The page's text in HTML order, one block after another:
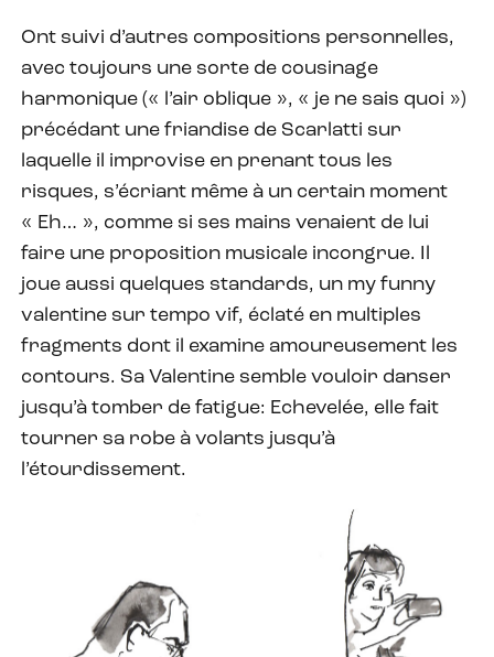
Ont suivi d’autres compositions personnelles,
avec toujours une sorte de cousinage
harmonique (« l’air oblique », « je ne sais quoi »)
précédant une friandise de Scarlatti sur
laquelle il improvise en prenant tous les
risques, s’écriant même à un certain moment
« Eh… », comme si ses mains venaient de lui
faire une proposition musicale incongrue. Il
joue aussi quelques standards, un my funny
valentine sur tempo vif, éclaté en multiples
fragments dont il examine amoureusement les
contours. Sa Valentine semble vouloir danser
jusqu’à tomber de fatigue: Echevelée, elle fait
tourner sa robe à volants jusqu’à
l’étourdissement.